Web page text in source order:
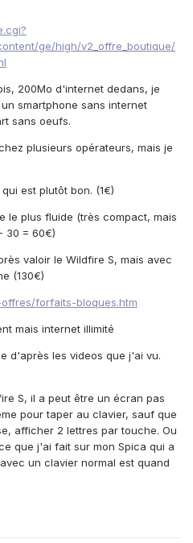
ge/high/v2_offre_boutique/
200Mo d'internet dedans, je
smartphone sans internet
sans oeufs.
plusieurs opérateurs, mais je
est plutôt bon. (1€)
le plus fluide (très compact, mais
30 = 60€)
valoir le Wildfire S, mais avec
(130€)
forfaits-bloques.htm
mais internet illimité
d'après les videos que j'ai vu.
S, il a peut être un écran pas
pour taper au clavier, sauf que
afficher 2 lettres par touche. Ou
que j'ai fait sur mon Spica qui a
un clavier normal est quand